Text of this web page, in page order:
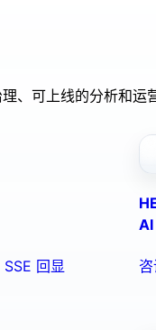
、可上线的分析和运
回显